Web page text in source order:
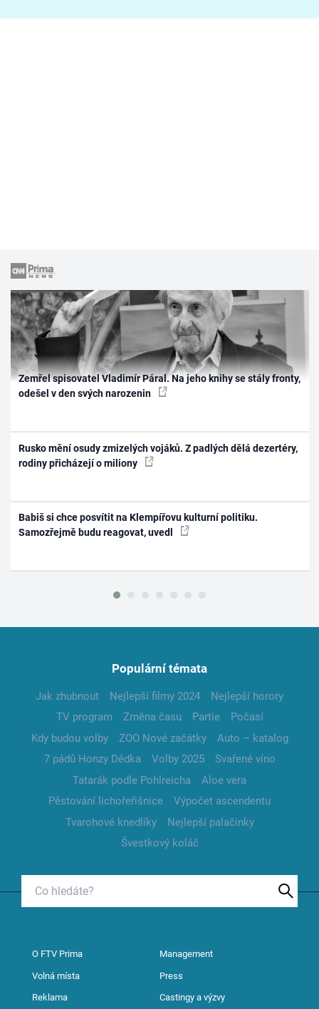
Zemřel spisovatel Vladimír Páral. Na jeho knihy se stály fronty,
odešel v den svých narozenin
Rusko mění osudy zmizelých vojáků. Z padlých dělá dezertéry,
rodiny přicházejí o miliony
Babiš si chce posvítit na Klempířovu kulturní politiku.
Samozřejmě budu reagovat, uvedl
Populární témata
Jak zhubnout Nejlepší filmy 2024
Nejlepší horory
TV program
Změna času Partie
Počasí
Kdy budou volby
ZOO Nové začátky
Auto – katalog
7 pádů Honzy Dědka
Volby 2025
Svařené víno
Tatarák podle Pohlreicha
Aloe vera
Pěstování lichořeřišnice
Výpočet ascendentu
Tvarohové knedlíky
Nejlepší palačinky
Švestkový koláč
O FTV Prima Management
Volná místa Press
Reklama Castingy a výzvy